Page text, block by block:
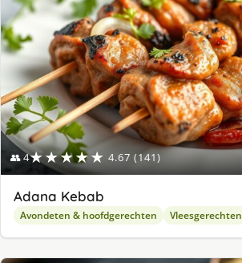
👥 4★★★★★ 4.67 (141)
Adana Kebab
Avondeten & hoofdgerechten Vleesgerechten